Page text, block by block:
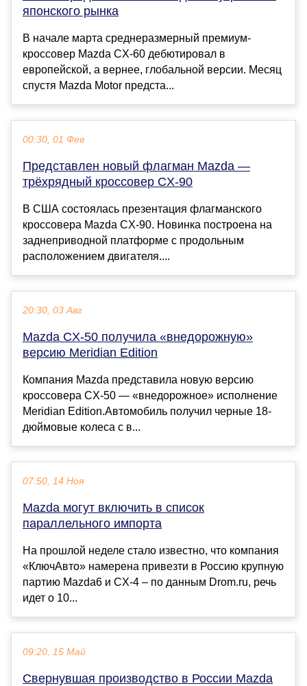
японского рынка
В начале марта среднеразмерный премиум-
кроссовер Mazda CX-60 дебютировал в
европейской, а вернее, глобальной версии. Месяц
спустя Mazda Motor предста...
00:30, 01 Фев
Представлен новый флагман Mazda —
трёхрядный кроссовер CX-90
В США состоялась презентация флагманского
кроссовера Mazda CX-90. Новинка построена на
заднеприводной платформе с продольным
расположением двигателя....
20:30, 03 Авг
Mazda CX-50 получила «внедорожную»
версию Meridian Edition
Компания Mazda представила новую версию
кроссовера CX-50 — «внедорожное» исполнение
Meridian Edition.Автомобиль получил черные 18-
дюймовые колеса с в...
07:50, 14 Ноя
Mazda могут включить в список
параллельного импорта
На прошлой неделе стало известно, что компания
«КлючАвто» намерена привезти в Россию крупную
партию Mazda6 и CX-4 – по данным Drom.ru, речь
идет о 10...
09:20, 15 Май
Свернувшая производство в России Mazda